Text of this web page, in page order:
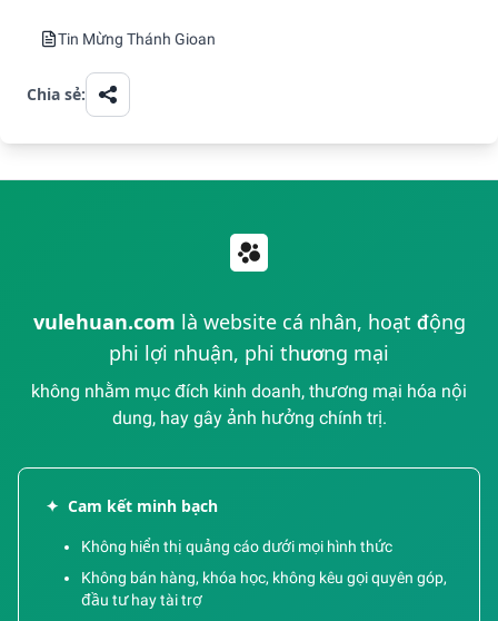
Tin Mừng Thánh Gioan
Chia sẻ:
vulehuan.com là website cá nhân, hoạt động
phi lợi nhuận, phi thương mại
không nhằm mục đích kinh doanh, thương mại hóa nội
dung, hay gây ảnh hưởng chính trị.
✦ Cam kết minh bạch
Không hiển thị quảng cáo dưới mọi hình thức
Không bán hàng, khóa học, không kêu gọi quyên góp,
đầu tư hay tài trợ